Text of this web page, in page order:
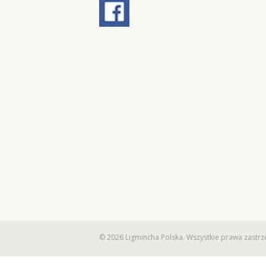
© 2026 Ligmincha Polska. Wszystkie prawa